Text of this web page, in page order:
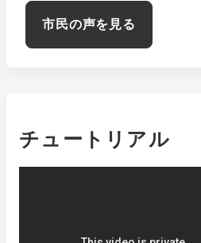
市民の声を見る
チュートリアル